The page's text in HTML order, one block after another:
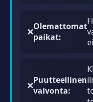
❌Olemattomat
paikat:
❌Puutteellinen
valvonta: